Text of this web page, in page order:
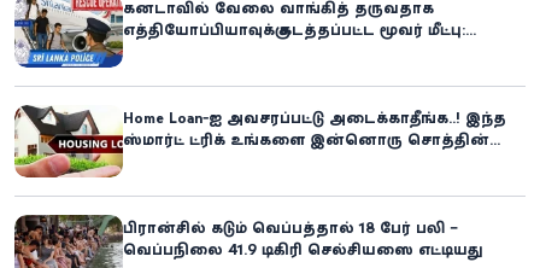
கனடாவில் வேலை வாங்கித் தருவதாக
எத்தியோப்பியாவுக்கு கடத்தப்பட்ட மூவர் மீட்பு:
Home Loan-ஐ அவசரப்பட்டு அடைக்காதீங்க..! இந்த
ஸ்மார்ட் ட்ரிக் உங்களை இன்னொரு சொத்தின்
பிரான்சில் கடும் வெப்பத்தால் 18 பேர் பலி –
வெப்பநிலை 41.9 டிகிரி செல்சியஸை எட்டியது